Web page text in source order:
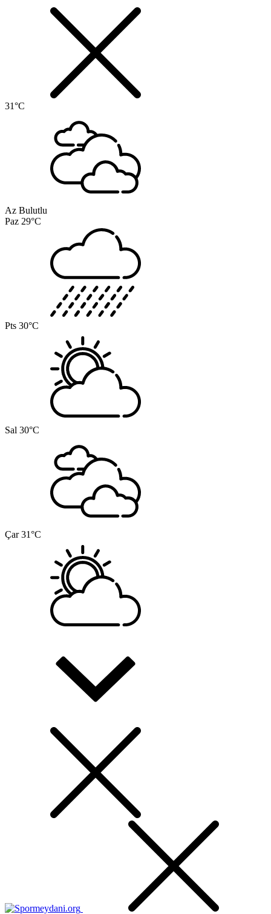
31°C
Az Bulutlu
Paz 29°C
Pts 30°C
Sal 30°C
Çar 31°C